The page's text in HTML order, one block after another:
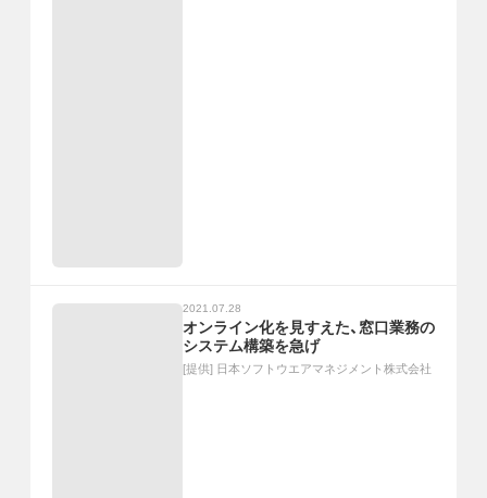
2021.07.28
オンライン化を見すえた、窓口業務の
システム構築を急げ
[提供] 日本ソフトウエアマネジメント株式会社